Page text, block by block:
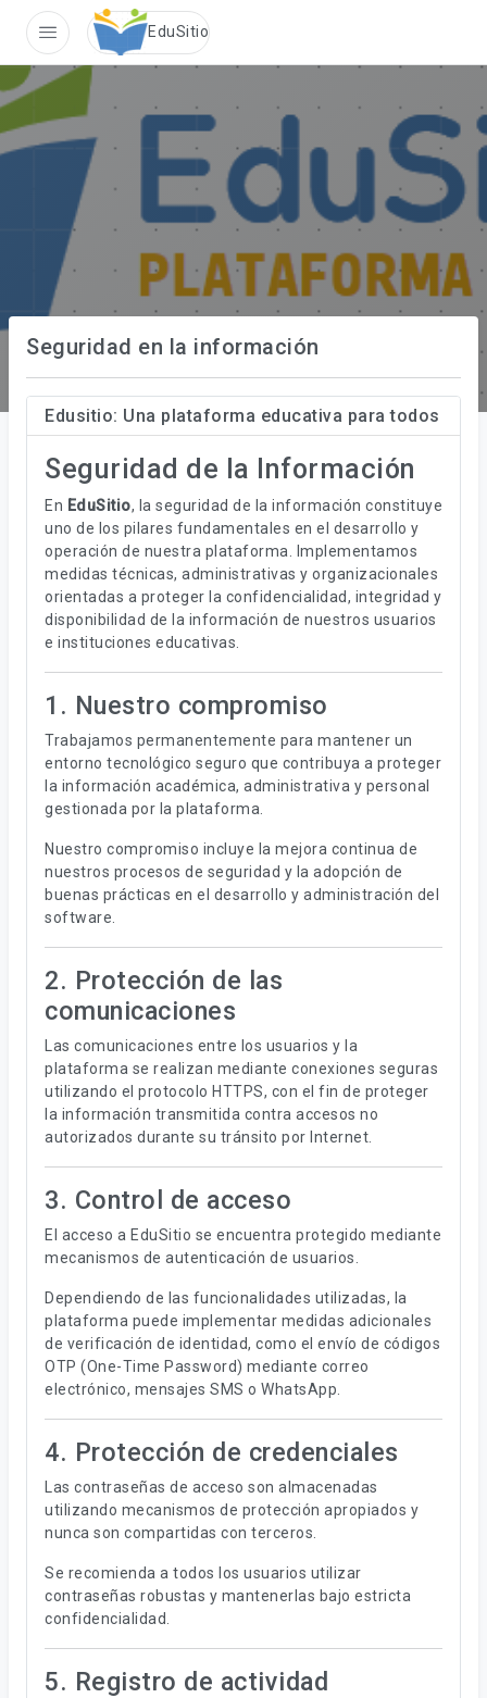
Sin conexi�n
EduSitio
Seguridad en la información
Edusitio: Una plataforma educativa para todos
Seguridad de la Información
En EduSitio, la seguridad de la información constituye
uno de los pilares fundamentales en el desarrollo y
operación de nuestra plataforma. Implementamos
medidas técnicas, administrativas y organizacionales
orientadas a proteger la confidencialidad, integridad y
disponibilidad de la información de nuestros usuarios
e instituciones educativas.
1. Nuestro compromiso
Trabajamos permanentemente para mantener un
entorno tecnológico seguro que contribuya a proteger
la información académica, administrativa y personal
gestionada por la plataforma.
Nuestro compromiso incluye la mejora continua de
nuestros procesos de seguridad y la adopción de
buenas prácticas en el desarrollo y administración del
software.
2. Protección de las
comunicaciones
Las comunicaciones entre los usuarios y la
plataforma se realizan mediante conexiones seguras
utilizando el protocolo HTTPS, con el fin de proteger
la información transmitida contra accesos no
autorizados durante su tránsito por Internet.
3. Control de acceso
El acceso a EduSitio se encuentra protegido mediante
mecanismos de autenticación de usuarios.
Dependiendo de las funcionalidades utilizadas, la
plataforma puede implementar medidas adicionales
de verificación de identidad, como el envío de códigos
OTP (One-Time Password) mediante correo
electrónico, mensajes SMS o WhatsApp.
4. Protección de credenciales
Las contraseñas de acceso son almacenadas
utilizando mecanismos de protección apropiados y
nunca son compartidas con terceros.
Se recomienda a todos los usuarios utilizar
contraseñas robustas y mantenerlas bajo estricta
confidencialidad.
5. Registro de actividad